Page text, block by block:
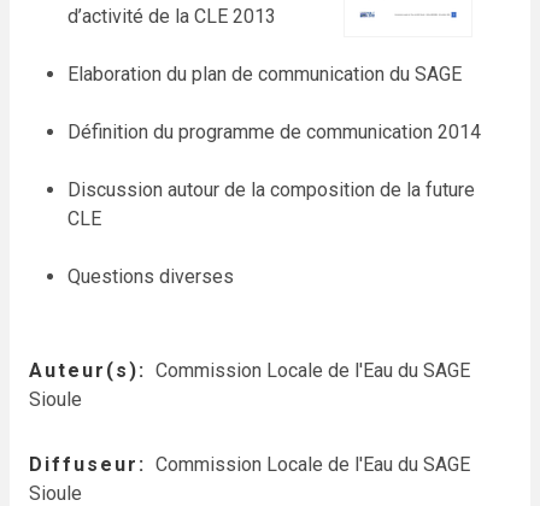
d’activité de la CLE 2013
Elaboration du plan de communication du SAGE
Définition du programme de communication 2014
Discussion autour de la composition de la future
CLE
Questions diverses
Auteur(s)
Commission Locale de l'Eau du SAGE
Sioule
Diffuseur
Commission Locale de l'Eau du SAGE
Sioule